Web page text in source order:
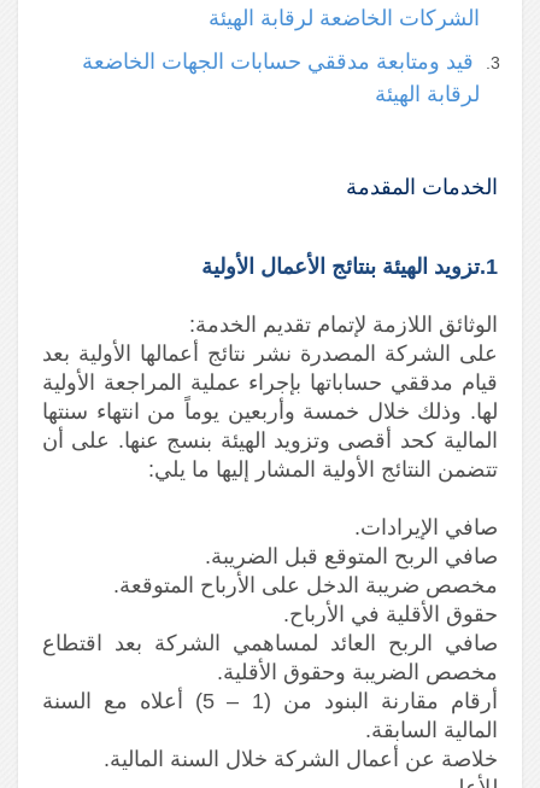
الشركات الخاضعة لرقابة الهيئة
قيد ومتابعة مدققي حسابات الجهات الخاضعة
لرقابة الهيئة
الخدمات المقدمة
1.تزويد الهيئة بنتائج الأعمال الأولية
الوثائق اللازمة لإتمام تقديم الخدمة:
على الشركة المصدرة نشر نتائج أعمالها الأولية بعد
قيام مدققي حساباتها بإجراء عملية المراجعة الأولية
لها. وذلك خلال خمسة وأربعين يوماً من انتهاء سنتها
المالية كحد أقصى وتزويد الهيئة بنسج عنها. على أن
تتضمن النتائج الأولية المشار إليها ما يلي:
صافي الإيرادات.
صافي الربح المتوقع قبل الضريبة.
مخصص ضريبة الدخل على الأرباح المتوقعة.
حقوق الأقلية في الأرباح.
صافي الربح العائد لمساهمي الشركة بعد اقتطاع
مخصص الضريبة وحقوق الأقلية.
أرقام مقارنة البنود من (1 – 5) أعلاه مع السنة
المالية السابقة.
خلاصة عن أعمال الشركة خلال السنة المالية.